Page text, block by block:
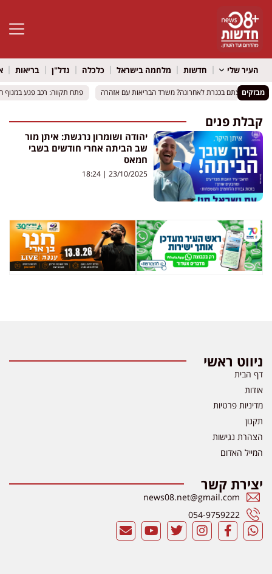
פתח
העיר שלי חדשות מלחמה בישראל כלכלה נדל"ן בריאות
מבזקיםרחצתם בכנרת לאחרונה? משרד הבריאות עם אזהרה
רחצתם בכנרת לאחרונה? משרד הבריאות עם אזהרה פתח תקווה: רכב פגע במנוף הרמה – בן
פתח תקווה: רכב פגע במנוף הרמה – בן
קבלת פנים
יהודה ושומרון נרגשת: איתן מור
שב הביתה אחרי חודשים בשבי
חמאס
23/10/2025
ניווט ראשי
דף הבית
אודות
מדיניות פרטיות
תקנון
הצהרת נגישות
המייל האדום
יצירת קשר
news08.net@gmail.com
054-9759222